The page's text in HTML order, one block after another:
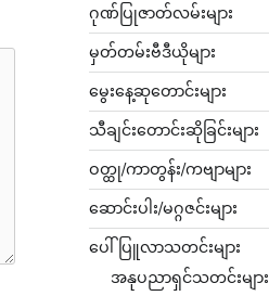
ဂုဏ်ပြုဇာတ်လမ်းများ
မှတ်တမ်းဗီဒီယိုများ
မွေးနေ့ဆုတောင်းများ
သီချင်းတောင်းဆိုခြင်းများ
ဝတ္ထု/ကာတွန်း/ကဗျာများ
ဆောင်းပါး/မဂ္ဂဇင်းများ
ပေါ်ပြူလာသတင်းများ
အနုပညာရှင်သတင်းများ